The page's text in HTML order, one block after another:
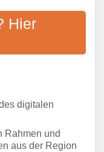
Hier
digitalen
Rahmen und
aus der Region